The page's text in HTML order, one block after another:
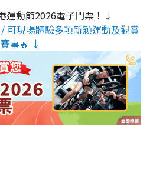
運動節2026電子門票！↓
可現場體驗多項新穎運動及觀賞
賽事🔥 ↓